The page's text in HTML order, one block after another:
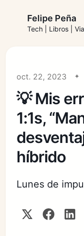
Felipe Peña
Tech | Libros |
oct. 22, 2023
💡 Mis
1:1s,
híbrido
Lunes de